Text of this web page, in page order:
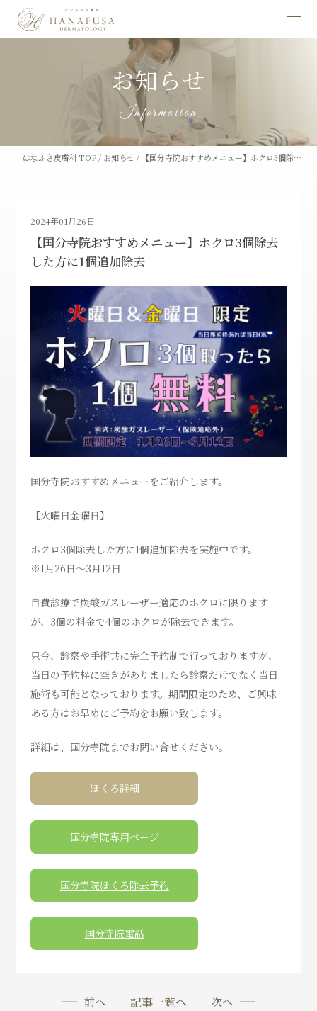
お知らせ
Information
はなふさ皮膚科 TOP / お知らせ / 【国分寺院おすすめメニュー】ホクロ3個除…
2024年01月26日
【国分寺院おすすめメニュー】ホクロ3個除去
した方に1個追加除去
国分寺院おすすめメニューをご紹介します。
【火曜日金曜日】
ホクロ3個除去した方に1個追加除去を実施中です。
※1月26日〜3月12日
自費診療で炭酸ガスレーザー適応のホクロに限ります
が、3個の料金で4個のホクロが除去できます。
只今、診察や手術共に完全予約制で行っておりますが、
当日の予約枠に空きがありましたら診察だけでなく当日
施術も可能となっております。期間限定のため、ご興味
ある方はお早めにご予約をお願い致します。
詳細は、国分寺院までお問い合せください。
ほくろ詳細
国分寺院専用ページ
国分寺院ほくろ除去予約
国分寺院電話
前へ 記事一覧へ 次へ